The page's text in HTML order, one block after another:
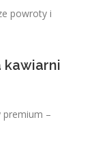
powroty i
kawiarni
premium –